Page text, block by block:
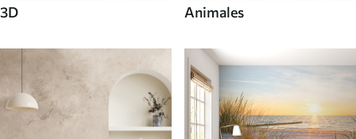
3D Animales